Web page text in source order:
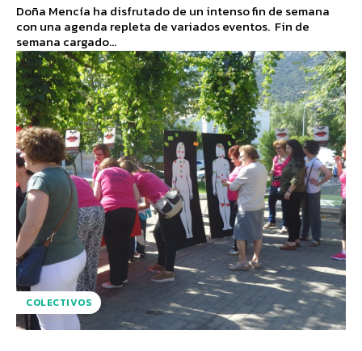
Doña Mencía ha disfrutado de un intenso fin de semana
con una agenda repleta de variados eventos. Fin de
semana cargado...
COLECTIVOS